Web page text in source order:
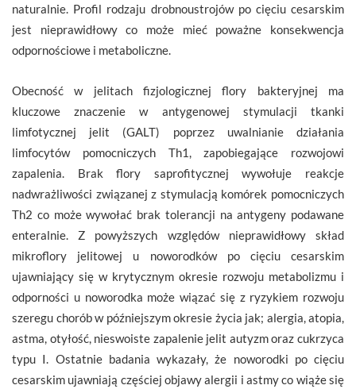
naturalnie. Profil rodzaju drobnoustrojów po cięciu cesarskim
jest nieprawidłowy co może mieć poważne konsekwencja
odpornościowe i metaboliczne.
Obecność w jelitach fizjologicznej flory bakteryjnej ma
kluczowe znaczenie w antygenowej stymulacji tkanki
limfotycznej jelit (GALT) poprzez uwalnianie działania
limfocytów pomocniczych Th1, zapobiegające rozwojowi
zapalenia. Brak flory saprofitycznej wywołuje reakcje
nadwrażliwości związanej z stymulacją komórek pomocniczych
Th2 co może wywołać brak tolerancji na antygeny podawane
enteralnie. Z powyższych względów nieprawidłowy skład
mikroflory jelitowej u noworodków po cięciu cesarskim
ujawniający się w krytycznym okresie rozwoju metabolizmu i
odporności u noworodka może wiązać się z ryzykiem rozwoju
szeregu chorób w późniejszym okresie życia jak; alergia, atopia,
astma, otyłość, nieswoiste zapalenie jelit autyzm oraz cukrzyca
typu I. Ostatnie badania wykazały, że noworodki po cięciu
cesarskim ujawniają częściej objawy alergii i astmy co wiąże się